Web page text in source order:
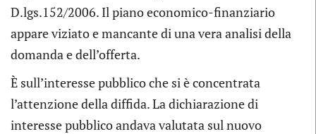
D.lgs.152/2006. Il piano economico-finanziario
appare viziato e mancante di una vera analisi della
domanda e dell’offerta.
È sull’interesse pubblico che si è concentrata
l’attenzione della diffida. La dichiarazione di
interesse pubblico andava valutata sul nuovo